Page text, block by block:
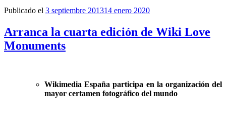
Publicado el 3 septiembre 201314 enero 2020
Arranca la cuarta edición de Wiki Love
Monuments
Wikimedia España participa en la organización del
mayor certamen fotográfico del mundo